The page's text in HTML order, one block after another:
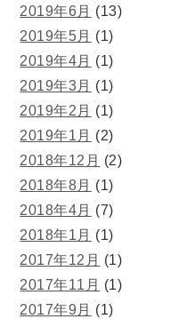
2019年6月 (13)
2019年5月 (1)
2019年4月 (1)
2019年3月 (1)
2019年2月 (1)
2019年1月 (2)
2018年12月 (2)
2018年8月 (1)
2018年4月 (7)
2018年1月 (1)
2017年12月 (1)
2017年11月 (1)
2017年9月 (1)